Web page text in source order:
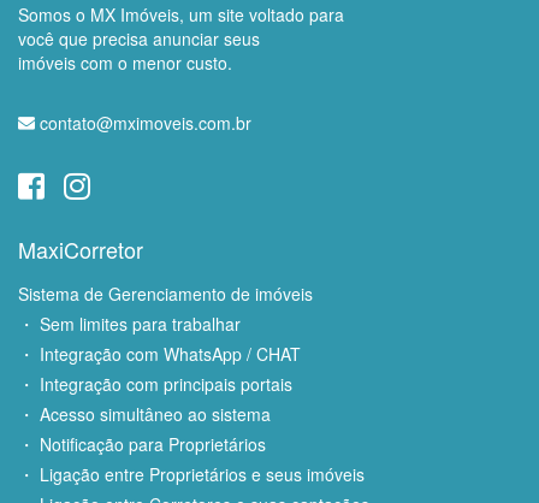
Somos o MX Imóveis, um site voltado para
você que precisa anunciar seus
imóveis com o menor custo.
contato@mximoveis.com.br
MaxiCorretor
Sistema de Gerenciamento de imóveis
・ Sem limites para trabalhar
・ Integração com WhatsApp / CHAT
・ Integração com principais portais
・ Acesso simultâneo ao sistema
・ Notificação para Proprietários
・ Ligação entre Proprietários e seus imóveis